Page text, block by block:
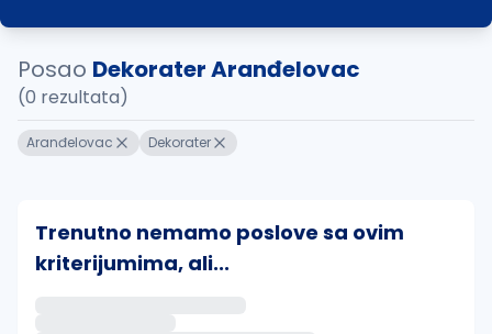
Posao Dekorater Aranđelovac
(0 rezultata)
Aranđelovac Dekorater
Trenutno nemamo poslove sa ovim
kriterijumima, ali...